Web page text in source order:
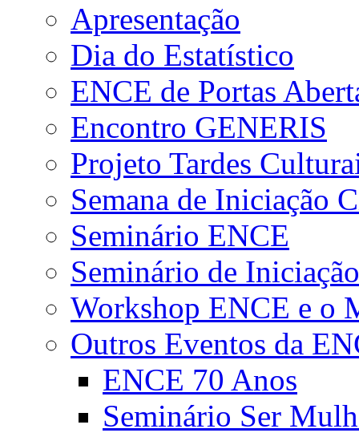
Apresentação
Dia do Estatístico
ENCE de Portas
Encontro GENERIS
Projeto Tardes
Semana de Iniciação
Seminário ENCE
Seminário de
Workshop ENCE e o
Outros Eventos da
ENCE 70 Anos
Seminário Ser